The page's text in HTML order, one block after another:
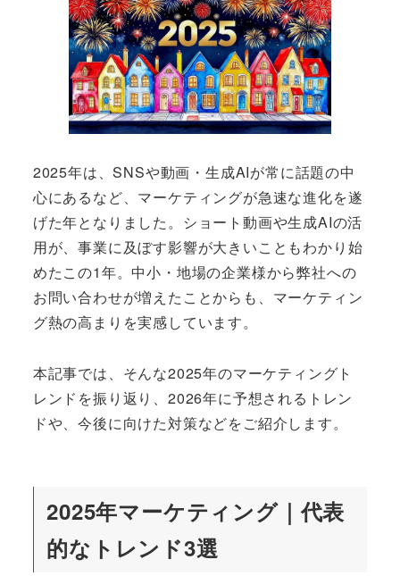
2025年は、SNSや動画・生成AIが常に話題の中
心にあるなど、マーケティングが急速な進化を遂
げた年となりました。ショート動画や生成AIの活
用が、事業に及ぼす影響が大きいこともわかり始
めたこの1年。中小・地場の企業様から弊社への
お問い合わせが増えたことからも、マーケティン
グ熱の高まりを実感しています。
本記事では、そんな2025年のマーケティングト
レンドを振り返り、2026年に予想されるトレン
ドや、今後に向けた対策などをご紹介します。
2025年マーケティング｜代表
的なトレンド3選